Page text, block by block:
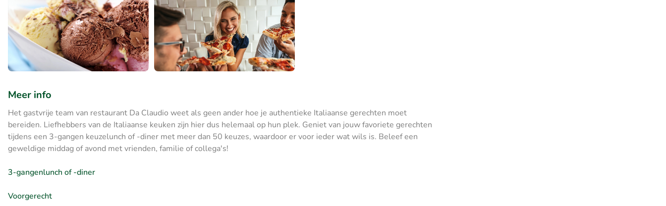
Meer info
Het gastvrije team van restaurant Da Claudio weet als geen ander hoe je authentieke Italiaanse gerechten moet
bereiden. Liefhebbers van de Italiaanse keuken zijn hier dus helemaal op hun plek. Geniet van jouw favoriete gerechten
tijdens een 3-gangen keuzelunch of -diner met meer dan 50 keuzes, waardoor er voor ieder wat wils is. Beleef een
geweldige middag of avond met vrienden, familie of collega's!
3-gangenlunch of -diner
Voorgerecht